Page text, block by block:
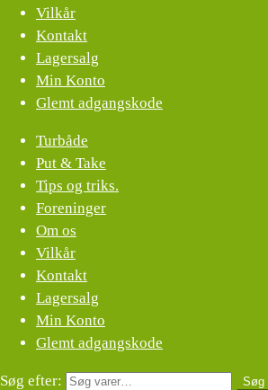
Vilkår
Kontakt
Lagersalg
Min Konto
Glemt adgangskode
Turbåde
Put & Take
Tips og triks.
Foreninger
Om os
Vilkår
Kontakt
Lagersalg
Min Konto
Glemt adgangskode
Søg efter: Søg